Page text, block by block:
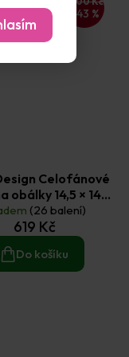
–43 %
Celofánové
obálky 14,5 × 14,5
balení × 50 ks)
(26 balení)
619 Kč
Do košíku